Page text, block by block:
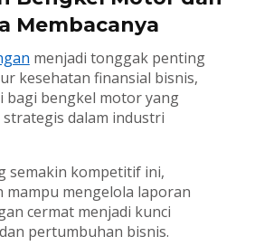
Membacanya
menjadi tonggak penting
kesehatan finansial bisnis,
bagi bengkel motor yang
dalam industri
semakin kompetitif ini,
mampu mengelola laporan
cermat menjadi kunci
pertumbuhan bisnis.